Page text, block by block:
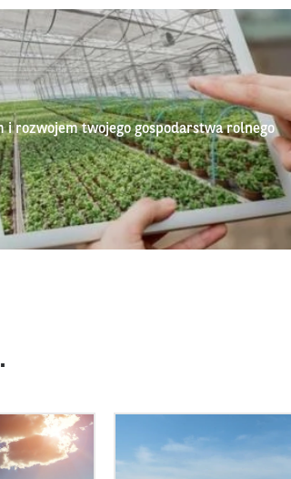
rozwojem twojego gospodarstwa rolnego